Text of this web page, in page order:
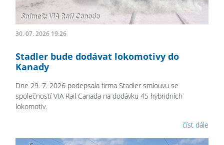
30. 07. 2026 19:26
Stadler bude dodávat lokomotivy do
Kanady
Dne 29. 7. 2026 podepsala firma Stadler smlouvu se
společností VIA Rail Canada na dodávku 45 hybridních
lokomotiv.
číst dále